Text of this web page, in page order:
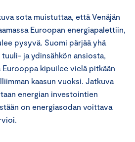
sota muistuttaa, että Venäjän
Euroopan energiapalettiin,
pysyvä. Suomi pärjää yhä
ja ydinsähkön ansiosta,
kipuilee vielä pitkään
kaasun vuoksi. Jatkuva
energian investointien
on energiasodan voittava